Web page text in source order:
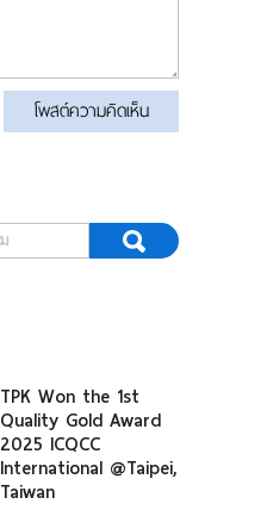
โพสต์ความคิดเห็น
TPK Won the 1st
Quality Gold Award
2025 ICQCC
International @Taipei,
Taiwan